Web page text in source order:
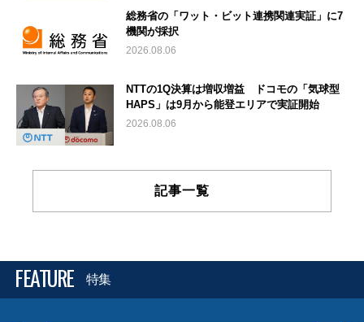
総務省の「ワット・ビット連携関連実証」に7
機関が採択
2026.08.06
NTTの1Q決算は増収増益 ドコモの「気球型
HAPS」は9月から能登エリアで実証開始
2026.08.06
記事一覧
FEATURE 特集